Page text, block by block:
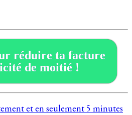
réduire ta facture
de moitié !
et en seulement 5 minutes